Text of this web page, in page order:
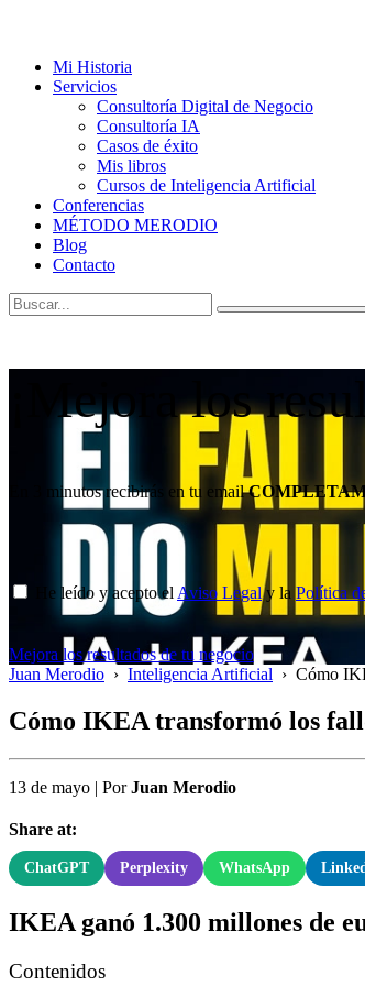
Mi Historia
Servicios
Consultoría Digital de Negocio
Consultoría IA
Casos de éxito
Mis libros
Cursos de Inteligencia Artificial
Conferencias
MÉTODO MERODIO
Blog
Contacto
¡Mejora los
En 3 minutos recibirás en tu email
He leído y acepto el Aviso Legaly la Política
Mejora los resultados de tu negocio
Juan Merodio › Inteligencia Artificial › Cómo
Cómo IKEA transformó los
13 de mayo | PorJuan Merodio
Share at:
ChatGPT Perplexity WhatsApp
IKEA ganó 1.300 millones de
Contenidos